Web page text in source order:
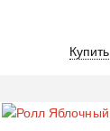
Купить